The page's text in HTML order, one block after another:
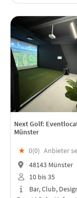
Next Golf:
Münster
★ 0(0) Anbieter
48143 Münster
10 bis 35
Bar, Club,